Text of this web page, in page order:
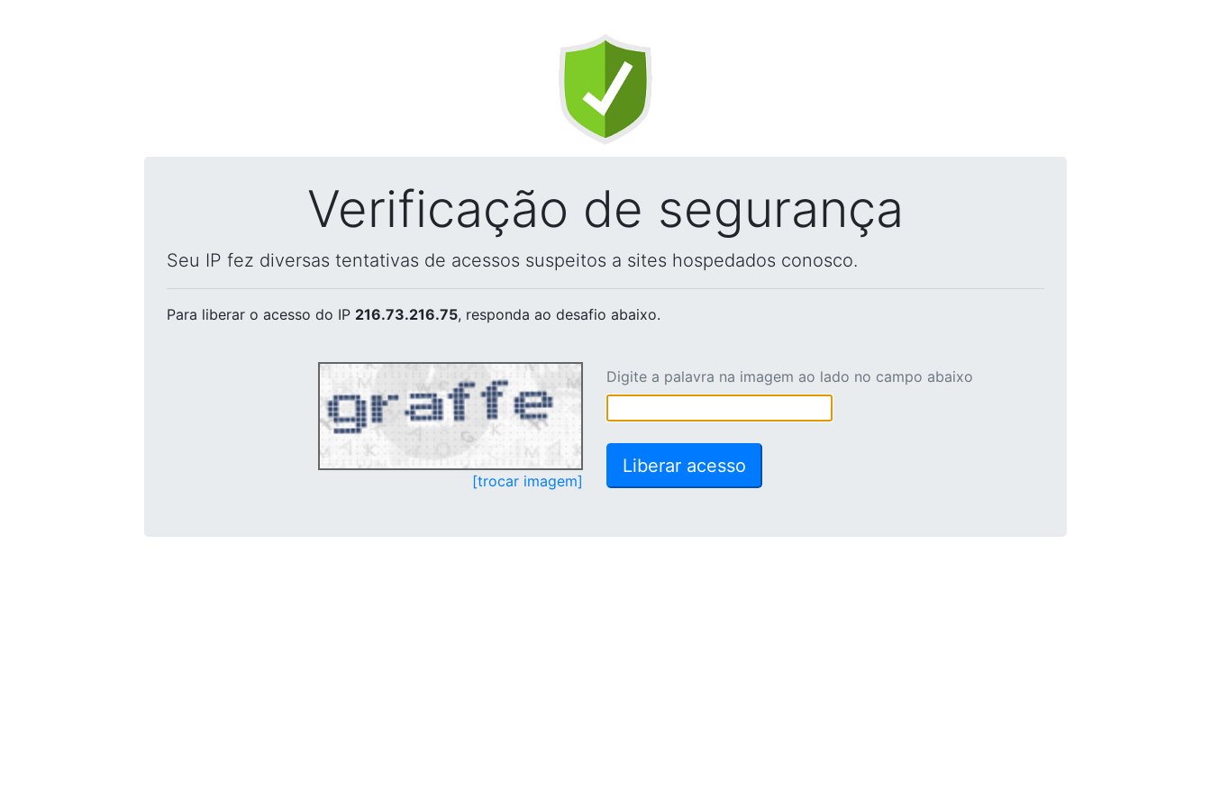
Verificação de segurança
Seu IP fez diversas tentativas de acessos suspeitos a sites hospedados conosco.
Para liberar o acesso do IP 216.73.216.75, responda ao desafio abaixo.
[trocar imagem]
Digite a palavra na imagem ao lado no campo abaixo